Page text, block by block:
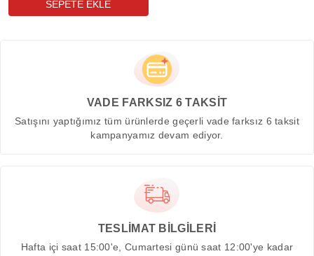
VADE FARKSIZ 6 TAKSİT
Satışını yaptığımız tüm ürünlerde geçerli vade farksız 6 taksit
kampanyamız devam ediyor.
TESLİMAT BİLGİLERİ
Hafta içi saat 15:00'e, Cumartesi günü saat 12:00'ye kadar